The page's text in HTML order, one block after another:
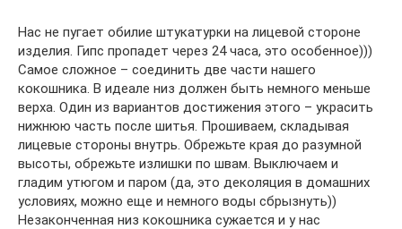
Нас не пугает обилие штукатурки на лицевой стороне
изделия. Гипс пропадет через 24 часа, это особенное)))
Самое сложное – соединить две части нашего
кокошника. В идеале низ должен быть немного меньше
верха. Один из вариантов достижения этого – украсить
нижнюю часть после шитья. Прошиваем, складывая
лицевые стороны внутрь. Обрежьте края до разумной
высоты, обрежьте излишки по швам. Выключаем и
гладим утюгом и паром (да, это деколяция в домашних
условиях, можно еще и немного воды сбрызнуть))
Незаконченная низ кокошника сужается и у нас